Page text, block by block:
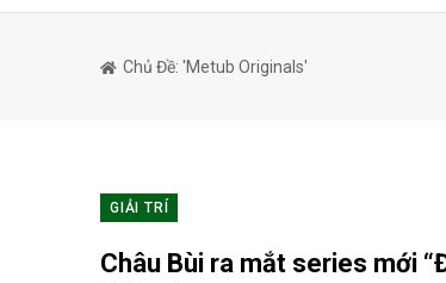
Chủ Đề: 'Metub Originals'
GIẢI TRÍ
Châu Bùi ra mắt series mới